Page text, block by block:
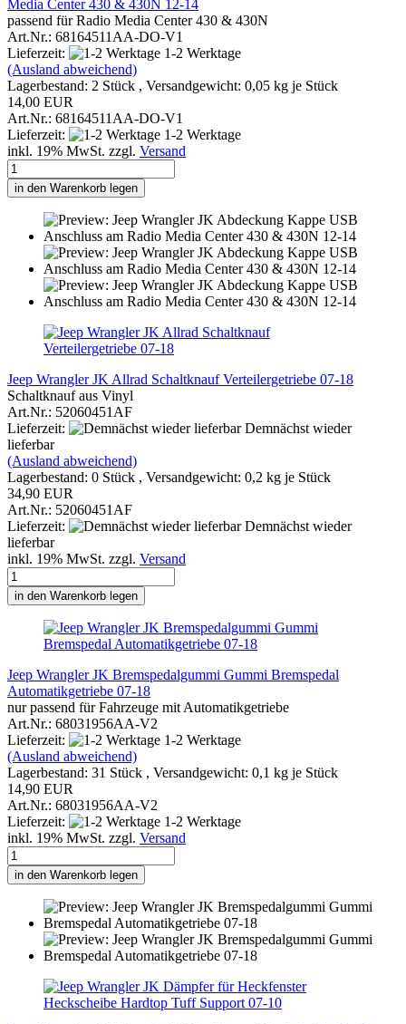
Media Center 430 & 430N 12-14
passend für Radio Media Center 430 & 430N
Art.Nr.: 68164511AA-DO-V1
Lieferzeit:
1-2 Werktage
(Ausland abweichend)
Lagerbestand: 2 Stück , Versandgewicht: 0,05 kg je Stück
14,00 EUR
Art.Nr.: 68164511AA-DO-V1
Lieferzeit:
1-2 Werktage
inkl. 19% MwSt. zzgl. Versand
in den Warenkorb legen
Jeep Wrangler JK Allrad Schaltknauf Verteilergetriebe 07-18
Schaltknauf aus Vinyl
Art.Nr.: 52060451AF
Lieferzeit:
Demnächst wieder
lieferbar
(Ausland abweichend)
Lagerbestand: 0 Stück , Versandgewicht: 0,2 kg je Stück
34,90 EUR
Art.Nr.: 52060451AF
Lieferzeit:
Demnächst wieder
lieferbar
inkl. 19% MwSt. zzgl. Versand
in den Warenkorb legen
Jeep Wrangler JK Bremspedalgummi Gummi Bremspedal
Automatikgetriebe 07-18
nur passend für Fahrzeuge mit Automatikgetriebe
Art.Nr.: 68031956AA-V2
Lieferzeit:
1-2 Werktage
(Ausland abweichend)
Lagerbestand: 31 Stück , Versandgewicht: 0,1 kg je Stück
14,90 EUR
Art.Nr.: 68031956AA-V2
Lieferzeit:
1-2 Werktage
inkl. 19% MwSt. zzgl. Versand
in den Warenkorb legen